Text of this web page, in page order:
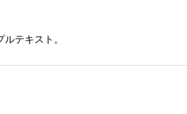
テキスト。